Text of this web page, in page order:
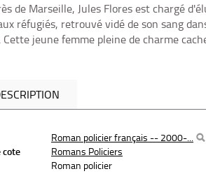
de Marseille, Jules Flores est chargé
réfugiés, retrouvé vidé de son sang
jeune femme pleine de charme
Roman policier français -- 2000-...
cote
Romans Policiers
Roman policier